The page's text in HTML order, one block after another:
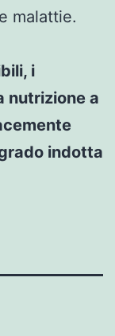
malattie.
i
nutrizione a
indotta